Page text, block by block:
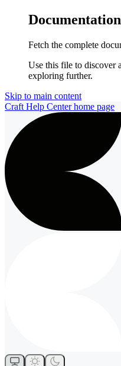
Fetch the complete
Use this file to discover
exploring further.
Skip to main content
Craft Help Centerhome page